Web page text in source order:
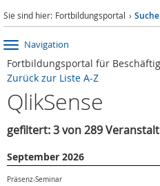
Sie sind hier: Fortbildungsportal Suche
Navigation
Fortbildungsportal für
Zurück zur Liste A-Z
QlikSense
gefiltert: 3 von 289
September 2026
Präsenz-Seminar